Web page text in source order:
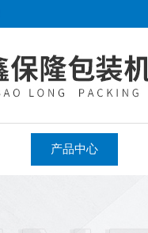
产品中心